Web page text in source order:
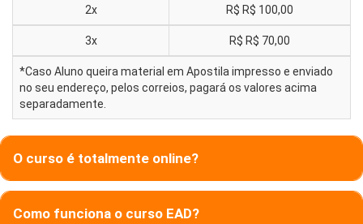
2x R$ R$ 100,00
3x R$ R$ 70,00
*Caso Aluno queira material em Apostila impresso e enviado
no seu endereço, pelos correios, pagará os valores acima
separadamente.
O curso é totalmente online?
Como funciona o curso EAD?